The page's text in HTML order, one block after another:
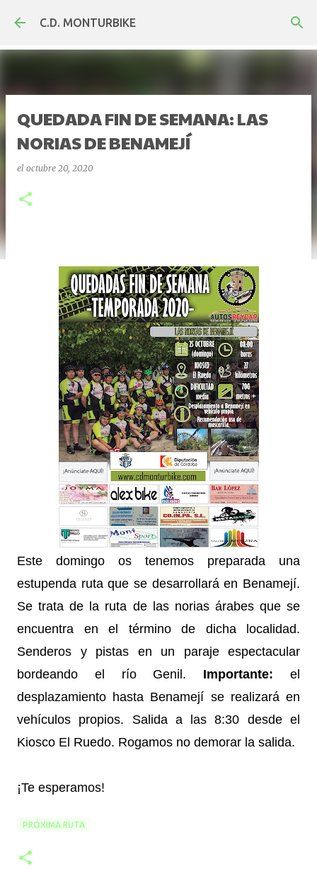
Ir al contenido principal
C.D. MONTURBIKE
QUEDADA FIN DE SEMANA: LAS
NORIAS DE BENAMEJÍ
el octubre 20, 2020
Este domingo os tenemos preparada una
estupenda ruta que se desarrollará en Benamejí.
Se trata de la ruta de las norias árabes que se
encuentra en el término de dicha localidad.
Senderos y pistas en un paraje espectacular
bordeando el río Genil. Importante:el
desplazamiento hasta Benamejí se realizará en
vehículos propios. Salida a las 8:30 desde el
Kiosco El Ruedo. Rogamos no demorar la salida.
¡Te esperamos!
PRÓXIMA RUTA